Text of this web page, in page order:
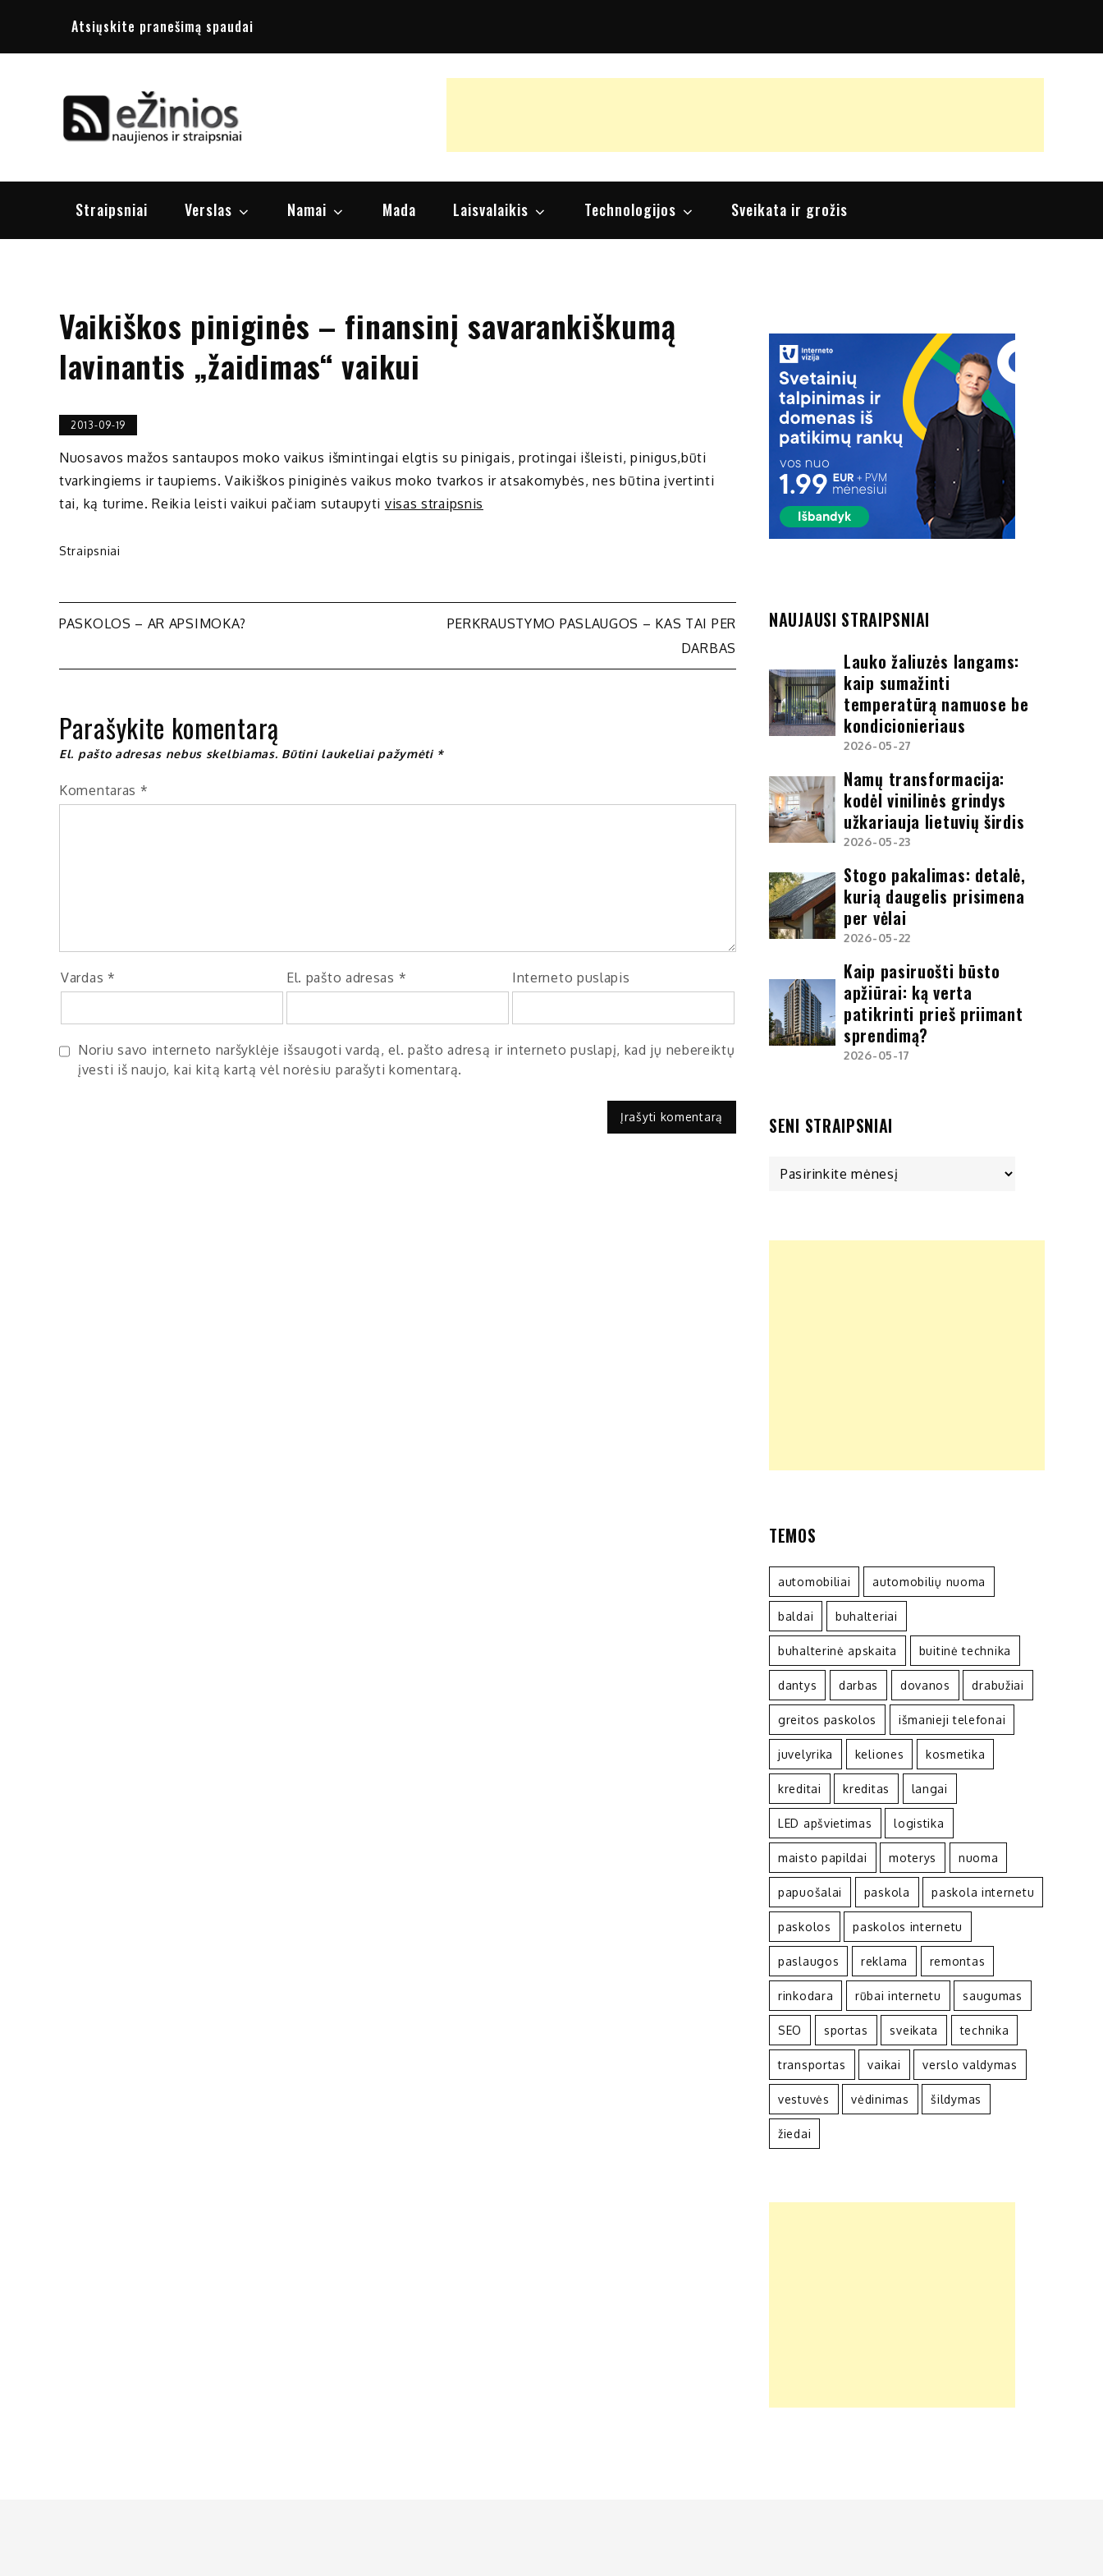
Atsiųskite pranešimą spaudai
Straipsniai Verslas Namai Mada Laisvalaikis Technologijos Sveikata ir grožis
Vaikiškos piniginės – finansinį savarankiškumą
lavinantis „žaidimas“ vaikui
2013-09-19
Nuosavos mažos santaupos moko vaikus išmintingai elgtis su pinigais, protingai išleisti, pinigus,būti
tvarkingiems ir taupiems. Vaikiškos piniginės vaikus moko tvarkos ir atsakomybės, nes būtina įvertinti
tai, ką turime. Reikia leisti vaikui pačiam sutaupyti visas straipsnis
Straipsniai
Navigacija
tarp
įrašų
PASKOLOS – AR APSIMOKA?
PERKRAUSTYMO PASLAUGOS – KAS TAI PER
DARBAS
Parašykite komentarą
El. pašto adresas nebus skelbiamas. Būtini laukeliai pažymėti *
Komentaras *
Vardas * El. pašto adresas * Interneto puslapis
Noriu savo interneto naršyklėje išsaugoti vardą, el. pašto adresą ir interneto puslapį, kad jų nebereiktų
įvesti iš naujo, kai kitą kartą vėl norėsiu parašyti komentarą.
NAUJAUSI STRAIPSNIAI
Lauko žaliuzės langams:
kaip sumažinti
temperatūrą namuose be
kondicionieriaus
2026-05-27
Namų transformacija:
kodėl vinilinės grindys
užkariauja lietuvių širdis
2026-05-23
Stogo pakalimas: detalė,
kurią daugelis prisimena
per vėlai
2026-05-22
Kaip pasiruošti būsto
apžiūrai: ką verta
patikrinti prieš priimant
sprendimą?
2026-05-17
SENI STRAIPSNIAI
TEMOS
automobiliai automobilių nuoma
baldai buhalteriai
buhalterinė apskaita buitinė technika
dantys darbas dovanos drabužiai
greitos paskolos išmanieji telefonai
juvelyrika keliones kosmetika
kreditai kreditas langai
LED apšvietimas logistika
maisto papildai moterys nuoma
papuošalai paskola paskola internetu
paskolos paskolos internetu
paslaugos reklama remontas
rinkodara rūbai internetu saugumas
SEO sportas sveikata technika
transportas vaikai verslo valdymas
vestuvės vėdinimas šildymas
žiedai